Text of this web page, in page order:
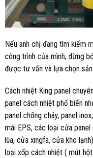
Nếu anh chị đang tìm kiếm
công trình của mình, đừng
được tư vấn và lựa chọn
Cách nhiệt King panel
panel cách nhiệt phổ biến
panel chống cháy, panel
mái EPS, các loại cửa
lùa, cửa xingfa, cửa kho
loại xốp cách nhiệt ( mút